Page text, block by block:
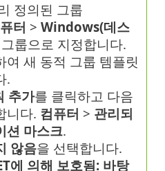
정의된 그룹
터 > Windows(데스
룹으로 지정합니다.
여 새 동적 그룹 템플릿
.
추가를 클릭하고 다음
니다. 컴퓨터 > 관리되
션 마스크.
않음을 선택합니다.
에 의해 보호됨: 바탕